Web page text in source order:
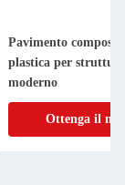
Pavimento
plastica per
moderno
Ottenga il